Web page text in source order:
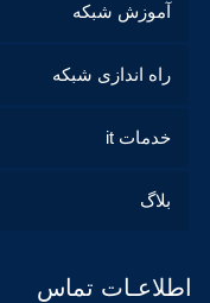
آموزش شبکه
راه اندازی شبکه
خدمات it
بلاگ
اطلاعـات تماس